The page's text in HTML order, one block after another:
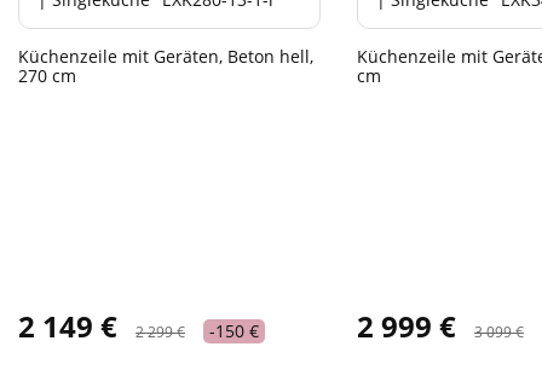
Küchenzeile mit Geräten, Beton hell,
270 cm
2 149 € 2 299 € -150 €
Küchenzeile mit
cm
2 999 € 3 099 €